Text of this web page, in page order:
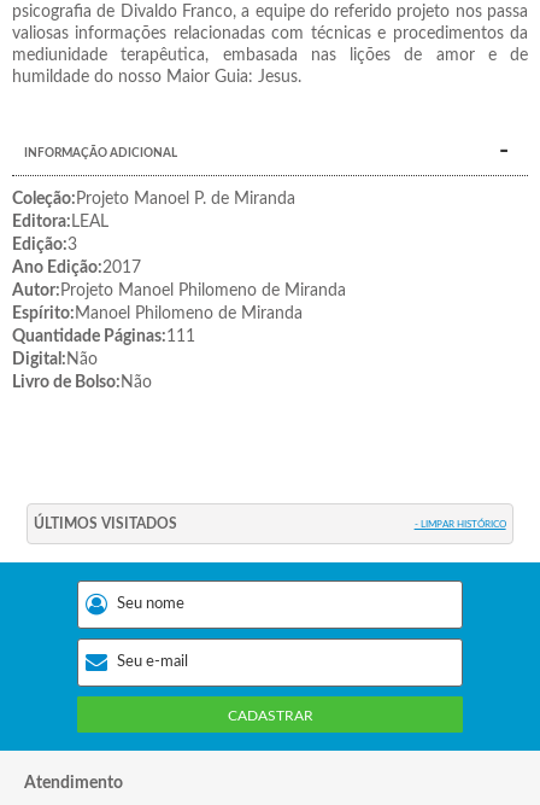
psicografia de Divaldo Franco, a equipe do referido projeto nos passa
valiosas informações relacionadas com técnicas e procedimentos da
mediunidade terapêutica, embasada nas lições de amor e de
humildade do nosso Maior Guia: Jesus.
INFORMAÇÃO ADICIONAL
Coleção: Projeto Manoel P. de Miranda
Editora: LEAL
Edição:3
Ano Edição:2017
Autor: Projeto Manoel Philomeno de Miranda
Espírito: Manoel Philomeno de Miranda
Quantidade Páginas:111
Digital: Não
Livro de Bolso: Não
ÚLTIMOS VISITADOS - LIMPAR HISTÓRICO
CADASTRAR
Atendimento